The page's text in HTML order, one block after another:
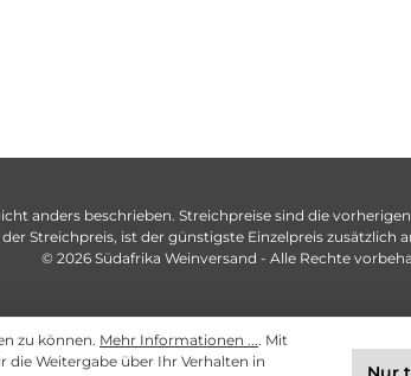
anders beschrieben. Streichpreise sind die
der Streichpreis, ist der günstigste Einzelpreis zusätzlich
© 2026 Südafrika Weinversand - Alle Rechte
zu können. Mehr Informationen .... Mit
die Weitergabe über Ihr Verhalten in